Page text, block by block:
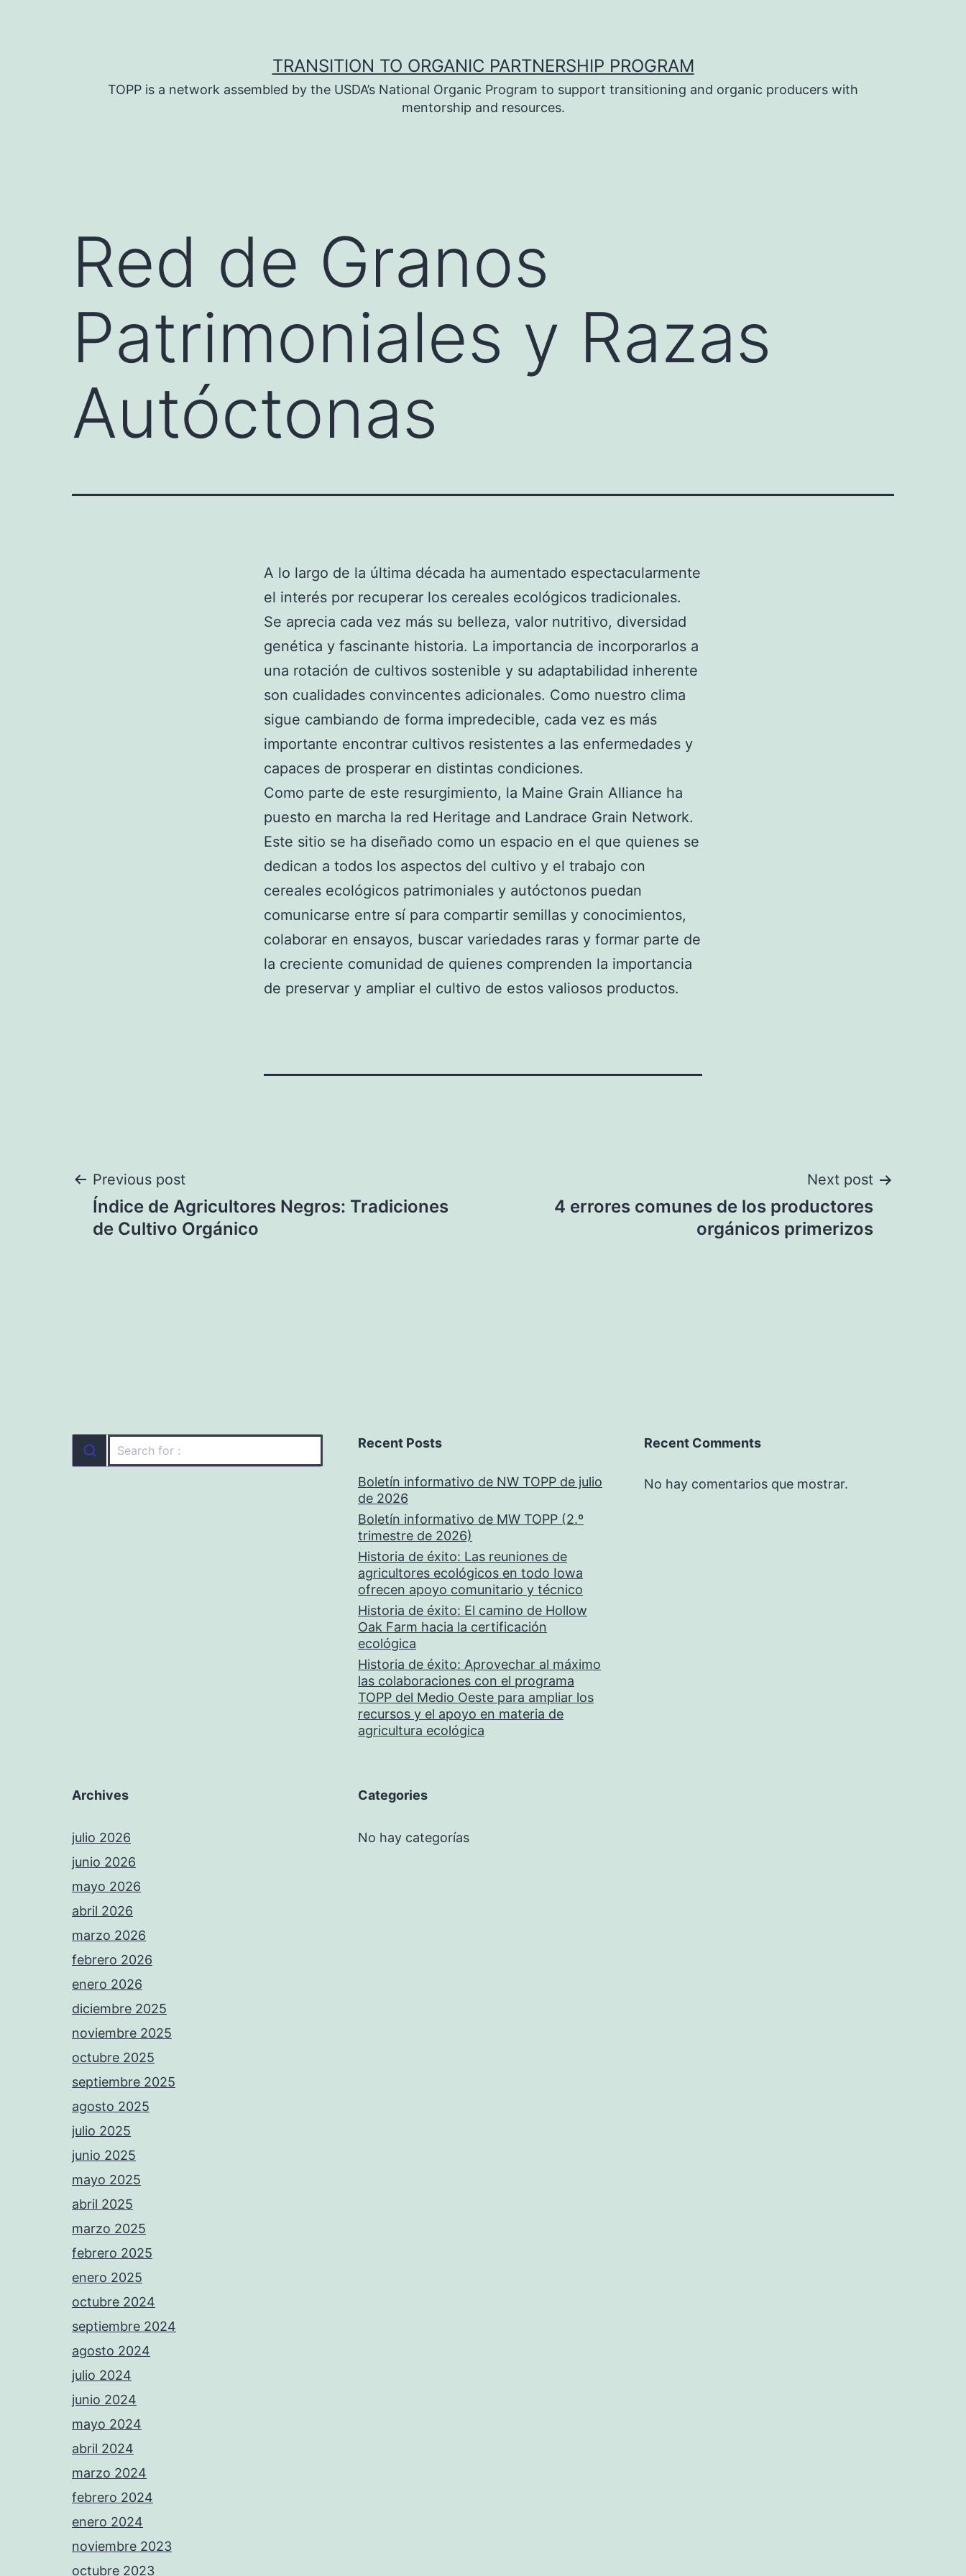
TRANSITION TO ORGANIC PARTNERSHIP PROGRAM
TOPP is a network assembled by the USDA’s National Organic Program to support transitioning and organic producers with
mentorship and resources.
Red de Granos
Patrimoniales y Razas
Autóctonas
A lo largo de la última década ha aumentado espectacularmente
el interés por recuperar los cereales ecológicos tradicionales.
Se aprecia cada vez más su belleza, valor nutritivo, diversidad
genética y fascinante historia. La importancia de incorporarlos a
una rotación de cultivos sostenible y su adaptabilidad inherente
son cualidades convincentes adicionales. Como nuestro clima
sigue cambiando de forma impredecible, cada vez es más
importante encontrar cultivos resistentes a las enfermedades y
capaces de prosperar en distintas condiciones.
Como parte de este resurgimiento, la Maine Grain Alliance ha
puesto en marcha la red Heritage and Landrace Grain Network.
Este sitio se ha diseñado como un espacio en el que quienes se
dedican a todos los aspectos del cultivo y el trabajo con
cereales ecológicos patrimoniales y autóctonos puedan
comunicarse entre sí para compartir semillas y conocimientos,
colaborar en ensayos, buscar variedades raras y formar parte de
la creciente comunidad de quienes comprenden la importancia
de preservar y ampliar el cultivo de estos valiosos productos.
Navegación
de
Previous post
Índice de Agricultores Negros: Tradiciones
de Cultivo Orgánico
Next post
4 errores comunes de los productores
orgánicos primerizos
Recent Posts
Boletín informativo de NW TOPP de julio
de 2026
Boletín informativo de MW TOPP (2.º
trimestre de 2026)
Historia de éxito: Las reuniones de
agricultores ecológicos en todo Iowa
ofrecen apoyo comunitario y técnico
Historia de éxito: El camino de Hollow
Oak Farm hacia la certificación
ecológica
Historia de éxito: Aprovechar al máximo
las colaboraciones con el programa
TOPP del Medio Oeste para ampliar los
recursos y el apoyo en materia de
agricultura ecológica
Recent Comments
No hay comentarios que mostrar.
Archives
julio 2026
junio 2026
mayo 2026
abril 2026
marzo 2026
febrero 2026
enero 2026
diciembre 2025
noviembre 2025
octubre 2025
septiembre 2025
agosto 2025
julio 2025
junio 2025
mayo 2025
abril 2025
marzo 2025
febrero 2025
enero 2025
octubre 2024
septiembre 2024
agosto 2024
julio 2024
junio 2024
mayo 2024
abril 2024
marzo 2024
febrero 2024
enero 2024
noviembre 2023
octubre 2023
Categories
No hay categorías